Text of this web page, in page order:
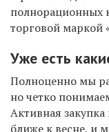
полнорационных
торговой маркой
Уже есть
Полноценно мы
но четко
Активная
ближе к весне, и